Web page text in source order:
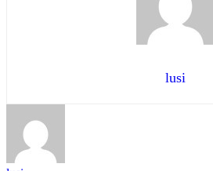
lusi